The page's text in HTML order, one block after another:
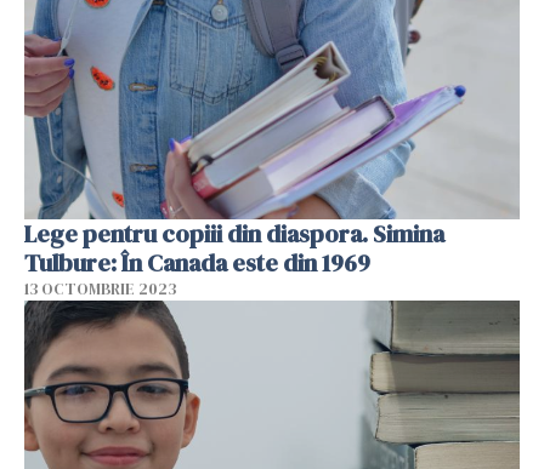
Lege pentru copiii din diaspora. Simina
Tulbure: În Canada este din 1969
13 OCTOMBRIE 2023